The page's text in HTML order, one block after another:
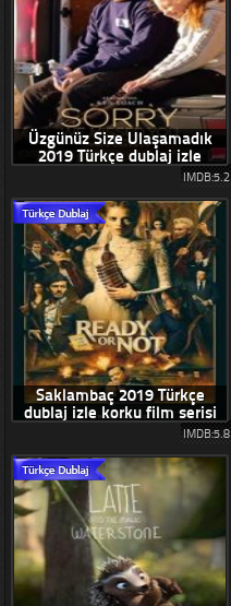
Üzgünüz Size Ulaşamadık
2019 Türkçe dublaj izle
IMDB:5.2
Saklambaç 2019 Türkçe
dublaj izle korku film serisi
IMDB:5.8